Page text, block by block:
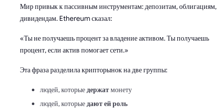
Мир привык к пассивным инструментам: депозитам, облигациям,
дивидендам. Ethereum сказал:
«Ты не получаешь процент за владение активом. Ты получаешь
процент, если актив помогает сети.»
Эта фраза разделила крипторынок на две группы:
людей, которыедержатмонету
людей, которыедают ей роль